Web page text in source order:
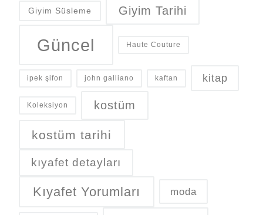
Giyim Süsleme Giyim Tarihi
Güncel Haute Couture
ipek şifon john galliano kaftan kitap
Koleksiyon kostüm
kostüm tarihi
kıyafet detayları
Kıyafet Yorumları moda